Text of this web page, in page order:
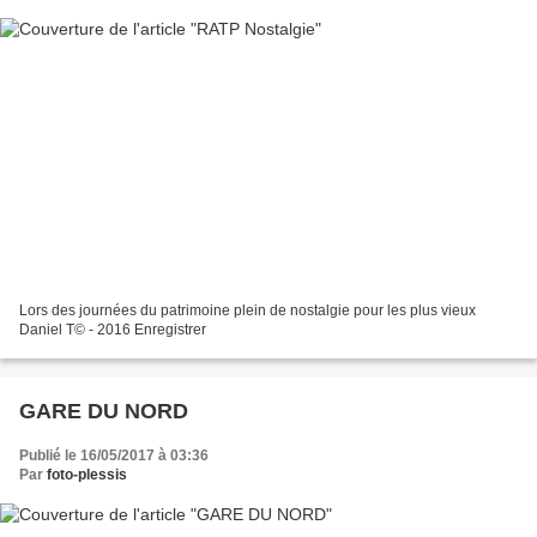
Lors des journées du patrimoine plein de nostalgie pour les plus vieux
Daniel T© - 2016 Enregistrer
GARE DU NORD
Publié le 16/05/2017 à 03:36
Par foto-plessis